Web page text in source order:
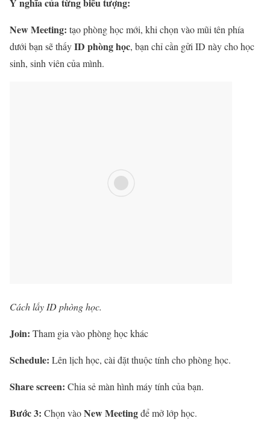
Ý nghĩa của từng biểu tượng:
New Meeting: tạo phòng học mới, khi chọn vào mũi tên phía
dưới bạn sẽ thấyID phòng học, bạn chỉ cần gửi ID này cho học
sinh, sinh viên của mình.
Cách lấy ID phòng học.
Join: Tham gia vào phòng học khác
Schedule: Lên lịch học, cài đặt thuộc tính cho phòng học.
Share screen: Chia sẻ màn hình máy tính của bạn.
Bước 3: Chọn vàoNew Meetingđể mở lớp học.